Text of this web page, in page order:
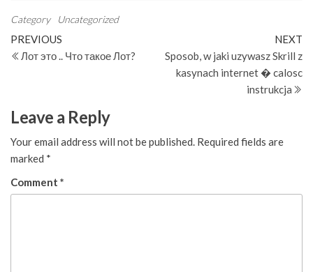
Category Uncategorized
Post
navigation
Previous
Post
PREVIOUS
Лот это .. Что такое Лот?
NEXT
Sposob, w jaki uzywasz Skrill z
kasynach internet � calosc
instrukcja
Leave a Reply
Your email address will not be published. Required fields are
marked *
Comment *